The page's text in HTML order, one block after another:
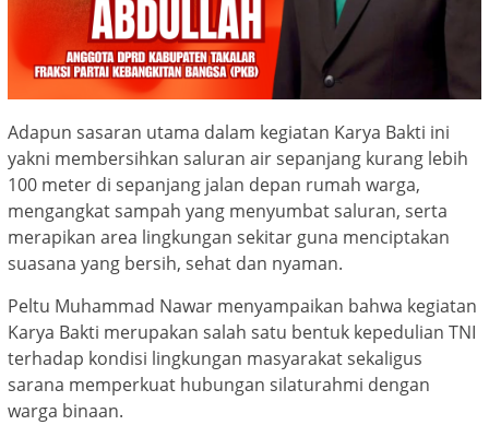
Adapun sasaran utama dalam kegiatan Karya Bakti ini
yakni membersihkan saluran air sepanjang kurang lebih
100 meter di sepanjang jalan depan rumah warga,
mengangkat sampah yang menyumbat saluran, serta
merapikan area lingkungan sekitar guna menciptakan
suasana yang bersih, sehat dan nyaman.
Peltu Muhammad Nawar menyampaikan bahwa kegiatan
Karya Bakti merupakan salah satu bentuk kepedulian TNI
terhadap kondisi lingkungan masyarakat sekaligus
sarana memperkuat hubungan silaturahmi dengan
warga binaan.